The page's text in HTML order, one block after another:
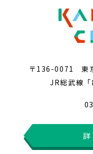
〒136-0071 東
JR総武線
詳